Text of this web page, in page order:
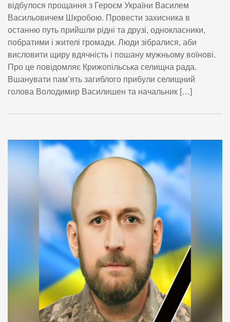
відбулося прощання з Героєм України Василем
Васильовичем Шкробою. Провести захисника в
останню путь прийшли рідні та друзі, однокласники,
побратими і жителі громади. Люди зібралися, аби
висловити щиру вдячність і пошану мужньому воїнові.
Про це повідомляє Крижопільська селищна рада.
Вшанувати пам’ять загиблого прибули селищний
голова Володимир Василишен та начальник […]